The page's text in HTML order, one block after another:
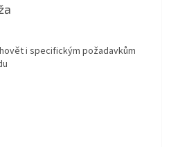
je 5 z 5 hvězdiček.
i specifickým požadavkům
je 5 z 5 hvězdiček.